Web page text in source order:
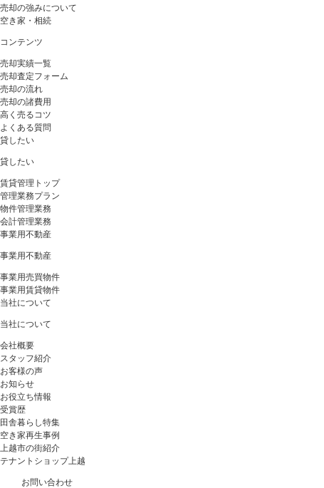
売却の強みについて
空き家・相続
コンテンツ
売却実績一覧
売却査定フォーム
売却の流れ
売却の諸費用
高く売るコツ
よくある質問
貸したい
貸したい
賃貸管理トップ
管理業務プラン
物件管理業務
会計管理業務
事業用不動産
事業用不動産
事業用売買物件
事業用賃貸物件
当社について
当社について
会社概要
スタッフ紹介
お客様の声
お知らせ
お役立ち情報
受賞歴
田舎暮らし特集
空き家再生事例
上越市の街紹介
テナントショップ上越
お問い合わせ